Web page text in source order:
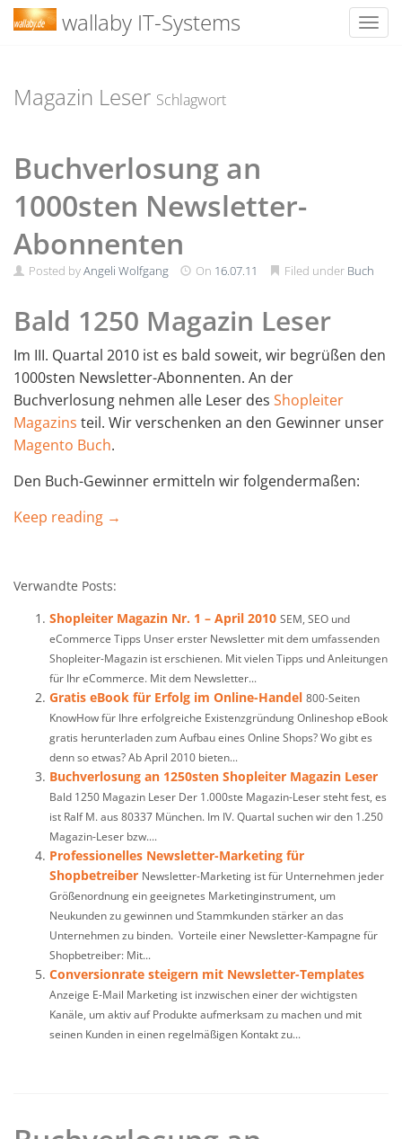
content
wallaby IT-Systems
Magazin Leser Schlagwort
Buchverlosung an
1000sten Newsletter-
Abonnenten
Posted byAngeli Wolfgang On 16.07.11 Filed under Buch
Bald 1250 Magazin Leser
Im III. Quartal 2010 ist es bald soweit, wir begrüßen den
1000sten Newsletter-Abonnenten. An der
Buchverlosung nehmen alle Leser des Shopleiter
Magazins teil. Wir verschenken an den Gewinner unser
Magento Buch.
Den Buch-Gewinner ermitteln wir folgendermaßen:
Keep reading →
Verwandte Posts:
Shopleiter Magazin Nr. 1 – April 2010 SEM, SEO und
eCommerce Tipps Unser erster Newsletter mit dem umfassenden
Shopleiter-Magazin ist erschienen. Mit vielen Tipps und Anleitungen
für Ihr eCommerce. Mit dem Newsletter...
Gratis eBook für Erfolg im Online-Handel 800-Seiten
KnowHow für Ihre erfolgreiche Existenzgründung Onlineshop eBook
gratis herunterladen zum Aufbau eines Online Shops? Wo gibt es
denn so etwas? Ab April 2010 bieten...
Buchverlosung an 1250sten Shopleiter Magazin Leser
Bald 1250 Magazin Leser Der 1.000ste Magazin-Leser steht fest, es
ist Ralf M. aus 80337 München. Im IV. Quartal suchen wir den 1.250
Magazin-Leser bzw....
Professionelles Newsletter-Marketing für
Shopbetreiber Newsletter-Marketing ist für Unternehmen jeder
Größenordnung ein geeignetes Marketinginstrument, um
Neukunden zu gewinnen und Stammkunden stärker an das
Unternehmen zu binden. Vorteile einer Newsletter-Kampagne für
Shopbetreiber: Mit...
Conversionrate steigern mit Newsletter-Templates
Anzeige E-Mail Marketing ist inzwischen einer der wichtigsten
Kanäle, um aktiv auf Produkte aufmerksam zu machen und mit
seinen Kunden in einen regelmäßigen Kontakt zu...